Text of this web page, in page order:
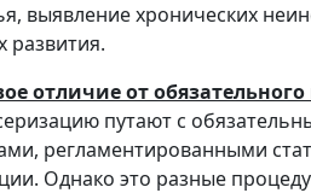
выявление хронических
развития.
отличие от
путают с
регламентированными
Однако это разные